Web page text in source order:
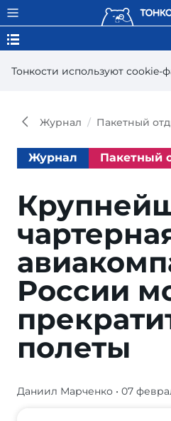
Тонкости используют сookie-
Журнал Пакетный
Журнал Пакетный
России
полеты
Журнал/
Даниил Марченко • 07